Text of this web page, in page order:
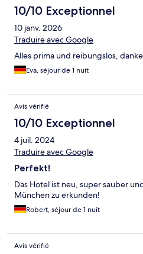
10/10 Exceptionnel
10 janv. 2026
Traduire avec Google
Alles prima und reibungslos,
Eva, séjour de 1 nuit
Avis vérifié
10/10 Exceptionnel
4 juil. 2024
Traduire avec Google
Perfekt!
Das Hotel ist neu, super sauber
München zu erkunden!
Robert, séjour de 1 nuit
Avis vérifié